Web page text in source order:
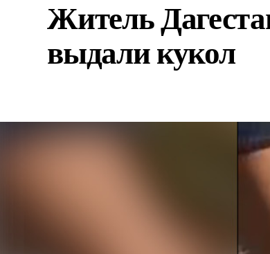
Житель
выдали кукол